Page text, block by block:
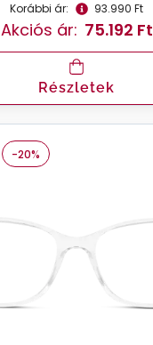
Korábbi ár: 93.990 Ft
Akciós ár: 75.192 Ft
Részletek
-20%